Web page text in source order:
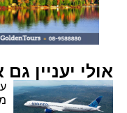
אולי יעניין